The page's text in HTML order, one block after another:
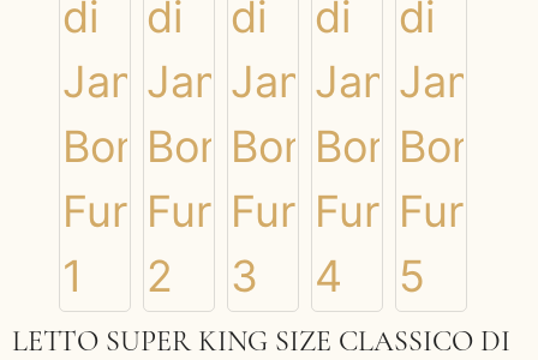
LETTO SUPER KING SIZE CLASSICO DI